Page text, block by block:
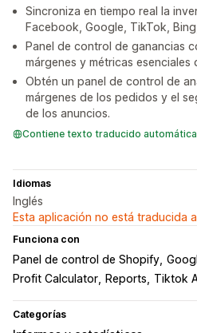
Sincroniza en tiempo real la
Facebook, Google, TikTok,
Panel de control de ganancias
márgenes y métricas
Obtén un panel de control de
márgenes de los pedidos y el
de los anuncios.
Contiene texto traducido
Idiomas
Inglés
Esta aplicación no está traducida
Funciona con
Panel de control de Shopify
Profit Calculator
Reports Tiktok
Categorías